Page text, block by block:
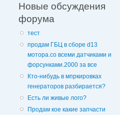
Новые обсуждения
форума
тест
продам ГБЦ в сборе d13
мотора.со всеми датчиками и
форсунками.2000 за все
Кто-нибудь в мпркировках
генераторов разбирается?
Есть ли живые лого?
Продам кое какие запчасти